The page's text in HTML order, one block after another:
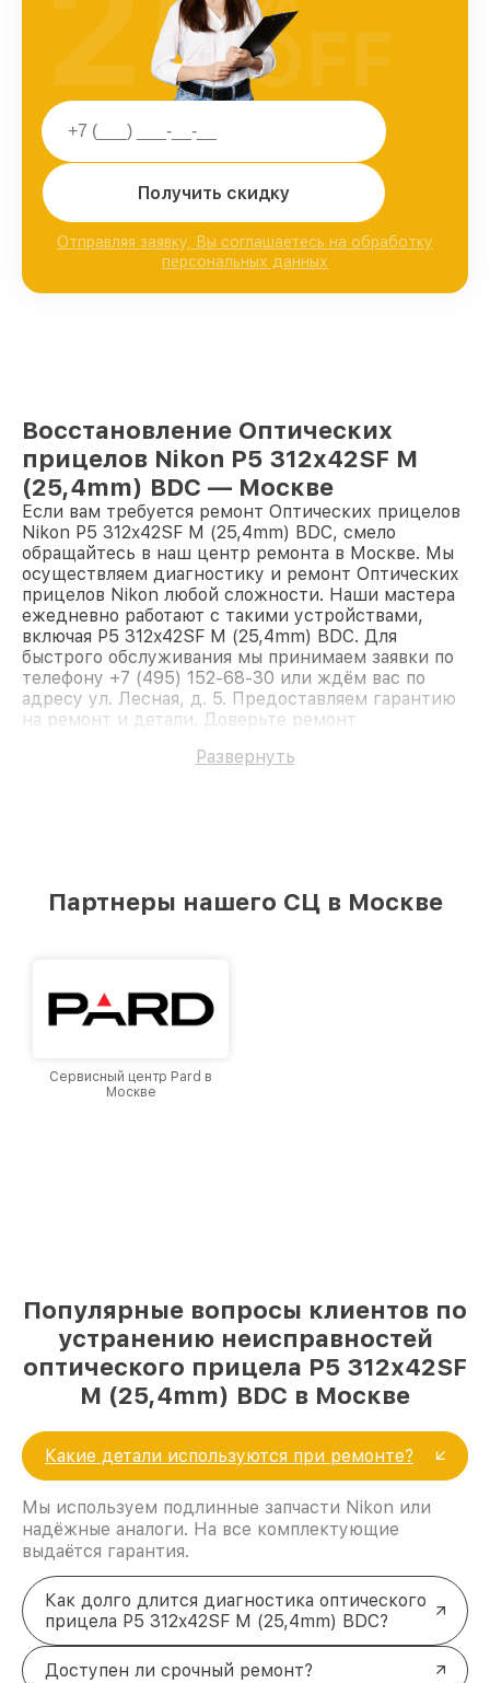
Получить скидку
Отправляя заявку, Вы соглашаетесь на обработку
персональных данных
OFF
Восстановление Оптических
прицелов Nikon P5 312x42SF M
(25,4mm) BDC — Москве
Если вам требуется ремонт Оптических прицелов
Nikon P5 312x42SF M (25,4mm) BDC, смело
обращайтесь в наш центр ремонта в Москве. Мы
осуществляем диагностику и ремонт Оптических
прицелов Nikon любой сложности. Наши мастера
ежедневно работают с такими устройствами,
включая P5 312x42SF M (25,4mm) BDC. Для
быстрого обслуживания мы принимаем заявки по
телефону +7 (495) 152-68-30 или ждём вас по
адресу ул. Лесная, д. 5. Предоставляем гарантию
на ремонт и детали. Доверьте ремонт
Развернуть
Партнеры нашего СЦ в Москве
Сервисный центр Pard в
Москве
Популярные вопросы клиентов по
устранению неисправностей
оптического прицела P5 312x42SF
M (25,4mm) BDC в Москве
Какие детали используются при ремонте?
Мы используем подлинные запчасти Nikon или
надёжные аналоги. На все комплектующие
выдаётся гарантия.
Как долго длится диагностика оптического
прицела P5 312x42SF M (25,4mm) BDC?
Доступен ли срочный ремонт?